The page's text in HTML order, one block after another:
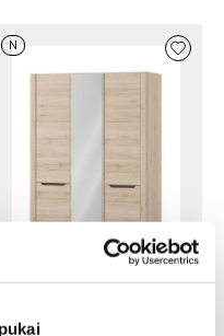
N
su veidrodžiu DESJO